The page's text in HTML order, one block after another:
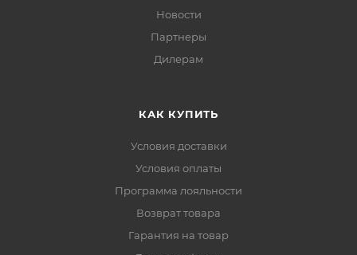
Новости
Партнеры
Дилерам
КАК КУПИТЬ
Условия доставки
Условия оплаты
Программа лояльности
Возврат товара
Гарантия на товар